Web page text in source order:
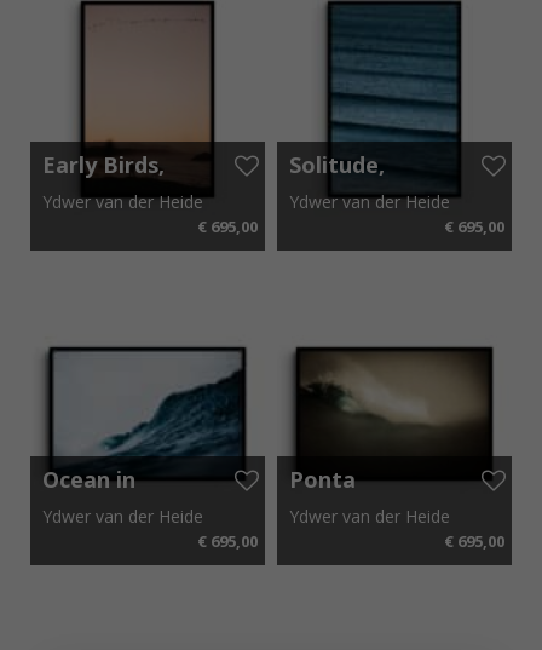
Early Birds,
Canada 2019
Ydwer van der Heide
€ 695,00
Solitude,
South Africa
2019
Ydwer van der Heide
€ 695,00
Ocean in
Motion,
Mauritius
Ydwer van der Heide
€ 695,00
Ponta
Preta, Cabo
Verde 2019
Ydwer van der Heide
€ 695,00